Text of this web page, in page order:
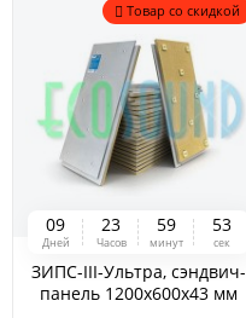
Товар со скидкой
09
Дней
23
Часов
59
минут
53
сек
ЗИПС-III-Ультра, сэндвич-
панель 1200х600х43 мм